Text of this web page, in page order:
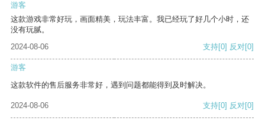
游客
这款游戏非常好玩，画面精美，玩法丰富。我已经玩了好几个小时，还
没有玩腻。
2024-08-06
支持[0] 反对[0]
游客
这款软件的售后服务非常好，遇到问题都能得到及时解决。
2024-08-06 支持[0] 反对[0]